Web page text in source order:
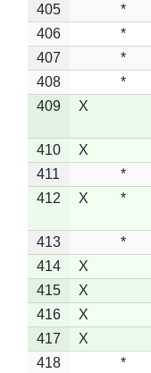
405
*
406
*
407
*
408
*
409
X
410 X
411
*
412
X *
413 *
414
X
415
X
416
X
417
X
418
*